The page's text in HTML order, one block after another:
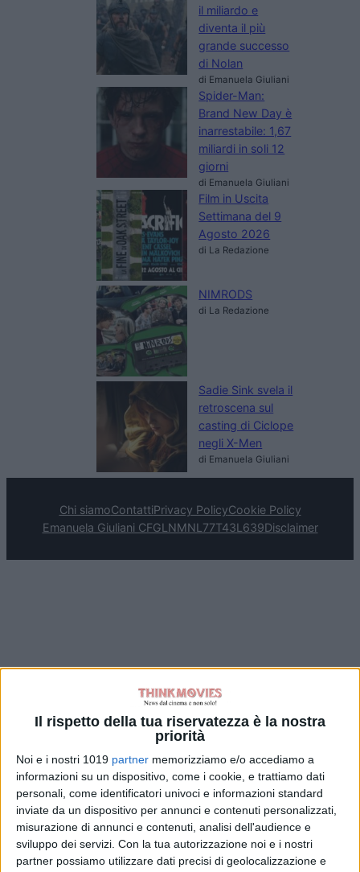
Il rispetto della tua riservatezza è la nostra
priorità
Noi e i nostri 1019 partner memorizziamo e/o accediamo a
informazioni su un dispositivo, come i cookie, e trattiamo dati
personali, come identificatori univoci e informazioni standard
inviate da un dispositivo per annunci e contenuti personalizzati,
misurazione di annunci e contenuti, analisi dell'audience e
sviluppo dei servizi. Con la tua autorizzazione noi e i nostri
partner possiamo utilizzare dati precisi di geolocalizzazione e
il miliardo e
diventa il più
grande successo
di Nolan
di Emanuela Giuliani
Spider-Man:
Brand New Day è
inarrestabile: 1,67
miliardi in soli 12
giorni
di Emanuela Giuliani
Film in Uscita
Settimana del 9
Agosto 2026
di La Redazione
NIMRODS
di La Redazione
Sadie Sink svela il
retroscena sul
casting di Ciclope
negli X-Men
di Emanuela Giuliani
Chi siamoContattiPrivacy PolicyCookie Policy
Emanuela Giuliani CFGLNMNL77T43L639Disclaimer